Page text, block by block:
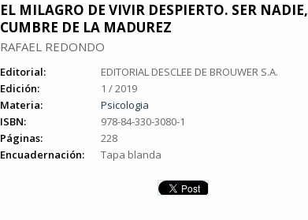
EL MILAGRO DE VIVIR DESPIERTO. SER NADIE,
CUMBRE DE LA MADUREZ
RAFAEL REDONDO
Editorial:
EDITORIAL DESCLEE DE BROUWER S.A.
Edición:
1 / 2019
Materia:
Psicologia
ISBN:
978-84-330-3080-1
Páginas:
228
Encuadernación:
Tapa blanda